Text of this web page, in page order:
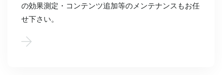
の効果測定・コンテンツ追加等のメンテナンスもお任
せ下さい。